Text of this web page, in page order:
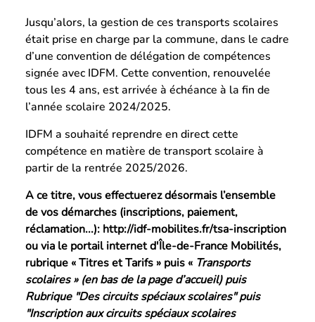
Jusqu’alors, la gestion de ces transports scolaires
était prise en charge par la commune, dans le cadre
d’une convention de délégation de compétences
signée avec IDFM. Cette convention, renouvelée
tous les 4 ans, est arrivée à échéance à la fin de
l’année scolaire 2024/2025.
IDFM a souhaité reprendre en direct cette
compétence en matière de transport scolaire à
partir de la rentrée 2025/2026.
A ce titre, vous effectuerez désormais l’ensemble
de vos démarches (inscriptions, paiement,
réclamation...): http://idf-mobilites.fr/tsa-inscription
ou via le portail internet d'Île-de-France Mobilités,
rubrique « Titres et Tarifs » puis « Transports
scolaires » (en bas de la page d’accueil) puis
Rubrique "Des circuits spéciaux scolaires" puis
"Inscription aux circuits spéciaux scolaires